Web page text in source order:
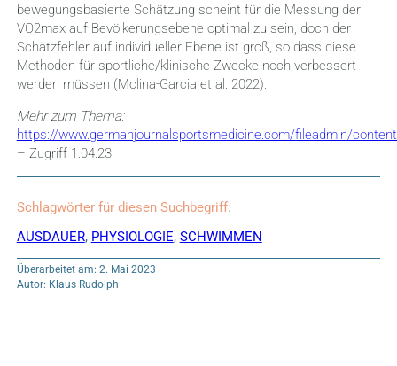
bewegungsbasierte Schätzung scheint für die Messung der
VO2max auf Bevölkerungsebene optimal zu sein, doch der
Schätzfehler auf individueller Ebene ist groß, so dass diese
Methoden für sportliche/klinische Zwecke noch verbessert
werden müssen (Molina-Garcia et al. 2022).
Mehr zum Thema:
https://www.germanjournalsportsmedicine.com/fileadmin/
– Zugriff 1.04.23
Schlagwörter für diesen Suchbegriff:
AUSDAUER, PHYSIOLOGIE, SCHWIMMEN
Überarbeitet am: 2. Mai 2023
Autor: Klaus Rudolph